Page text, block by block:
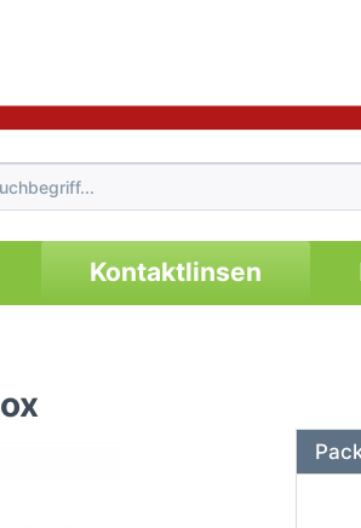
Kontaktlinsen